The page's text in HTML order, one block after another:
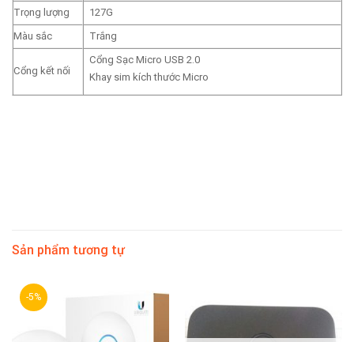
Trọng lượng
127G
Màu sắc
Trắng
Cổng kết nối
Cổng Sạc Micro USB 2.0
Khay sim kích thước Micro
Sản phẩm tương tự
-5%